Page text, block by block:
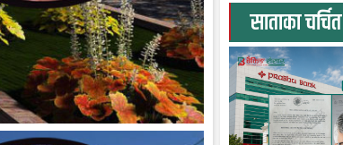
साताका चर्चित